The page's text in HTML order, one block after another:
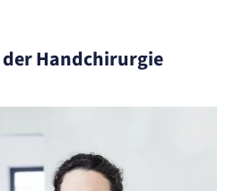
Handchirurgie
Informationen
helfen uns
Besucher unsere